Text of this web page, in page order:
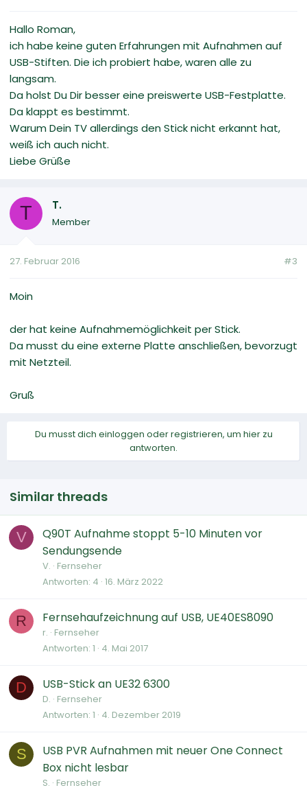
Hallo Roman,
ich habe keine guten Erfahrungen mit Aufnahmen auf
USB-Stiften. Die ich probiert habe, waren alle zu
langsam.
Da holst Du Dir besser eine preiswerte USB-Festplatte.
Da klappt es bestimmt.
Warum Dein TV allerdings den Stick nicht erkannt hat,
weiß ich auch nicht.
Liebe Grüße
T T.
Member
27. Februar 2016 #3
Moin
der hat keine Aufnahmemöglichkeit per Stick.
Da musst du eine externe Platte anschließen, bevorzugt
mit Netzteil.
Gruß
Du musst dich einloggen oder registrieren, um hier zu
antworten.
Similar threads
V
Q90T Aufnahme stoppt 5-10 Minuten vor
Sendungsende
V. Fernseher
Antworten 4 16. März 2022
R Fernsehaufzeichnung auf USB, UE40ES8090
r. Fernseher
Antworten 1 4. Mai 2017
D USB-Stick an UE32 6300
D. Fernseher
Antworten 1 4. Dezember 2019
S
USB PVR Aufnahmen mit neuer One Connect
Box nicht lesbar
S. Fernseher